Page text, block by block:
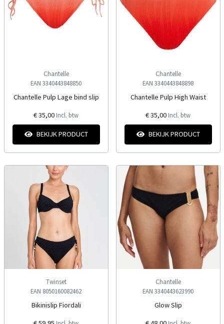
Chantelle
EAN 3340443848850
Chantelle Pulp Lage bind slip
€ 35,00 Incl. btw
BEKIJK PRODUCT
Chantelle
EAN 3340443848898
Chantelle Pulp High Waist
€ 35,00 Incl. btw
BEKIJK PRODUCT
Twinset
EAN 8050160082462
Bikinislip Fiordali
Chantelle
EAN 3340443623990
Glow Slip